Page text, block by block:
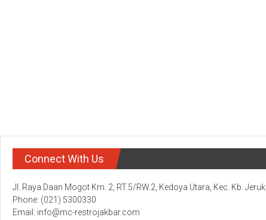
Connect With Us
Jl. Raya Daan Mogot Km. 2, RT.5/RW.2, Kedoya Utara, Kec. Kb.
Phone: (021) 5300330
Email: info@mc-restrojakbar.com